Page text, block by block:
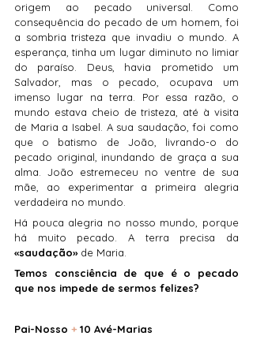
origem ao pecado universal. Como
consequência do pecado de um homem, foi
a sombria tristeza que invadiu o mundo. A
esperança, tinha um lugar diminuto no limiar
do paraíso. Deus, havia prometido um
Salvador, mas o pecado, ocupava um
imenso lugar na terra. Por essa razão, o
mundo estava cheio de tristeza, até à visita
de Maria a Isabel. A sua saudação, foi como
que o batismo de João, livrando-o do
pecado original, inundando de graça a sua
alma. João estremeceu no ventre de sua
mãe, ao experimentar a primeira alegria
verdadeira no mundo.
Há pouca alegria no nosso mundo, porque
«saudação» de Maria.
Temos consciência de que é o pecado
que nos impede de sermos felizes?
Pai-Nosso + 10 Avé-Marias